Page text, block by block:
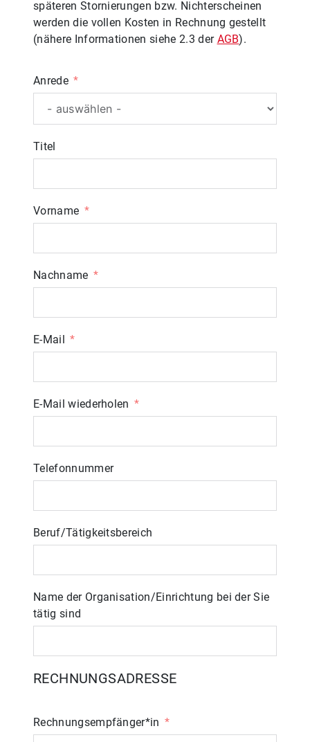
späteren Stornierungen bzw. Nichterscheinen
werden die vollen Kosten in Rechnung gestellt
(nähere Informationen siehe 2.3 der AGB).
Anrede
Titel
Vorname
Nachname
E-Mail
E-Mail wiederholen
Telefonnummer
Beruf/Tätigkeitsbereich
Name der Organisation/Einrichtung bei der Sie
tätig sind
RECHNUNGSADRESSE
Rechnungsempfänger*in